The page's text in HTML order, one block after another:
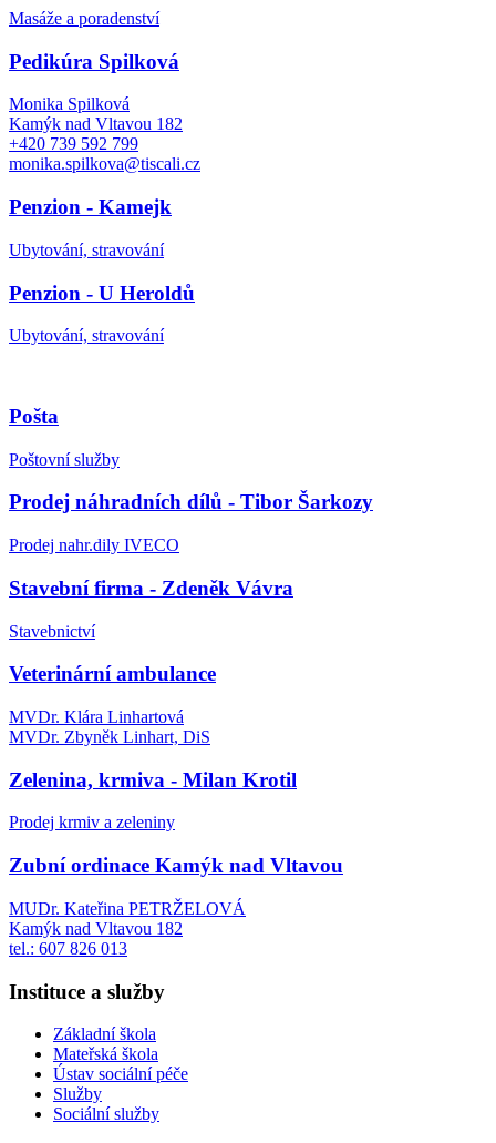
Masáže a poradenství
Pedikúra Spilková
Monika Spilková
Kamýk nad Vltavou 182
+420 739 592 799
monika.spilkova@tiscali.cz
Penzion - Kamejk
Ubytování, stravování
Penzion - U Heroldů
Ubytování, stravování
Pošta
Poštovní služby
Prodej náhradních dílů - Tibor Šarkozy
Prodej nahr.dily IVECO
Stavební firma - Zdeněk Vávra
Stavebnictví
Veterinární ambulance
MVDr. Klára Linhartová
MVDr. Zbyněk Linhart, DiS
Zelenina, krmiva - Milan Krotil
Prodej krmiv a zeleniny
Zubní ordinace Kamýk nad Vltavou
MUDr. Kateřina PETRŽELOVÁ
Kamýk nad Vltavou 182
tel.: 607 826 013
Instituce a služby
Základní škola
Mateřská škola
Ústav sociální péče
Služby
Sociální služby